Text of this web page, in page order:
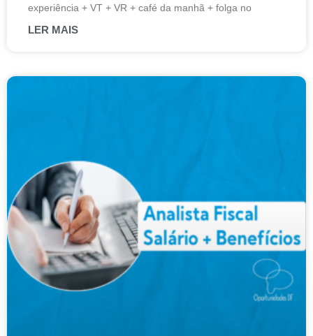
experiência + VT + VR + café da manhã + folga no
LER MAIS